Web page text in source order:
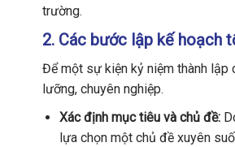
trường.
2. Các bước lập kế hoạch
Để một sự kiện kỷ niệm thành lập
lưỡng, chuyên nghiệp.
Xác định mục tiêu và chủ đề:
lựa chọn một chủ đề xuyên